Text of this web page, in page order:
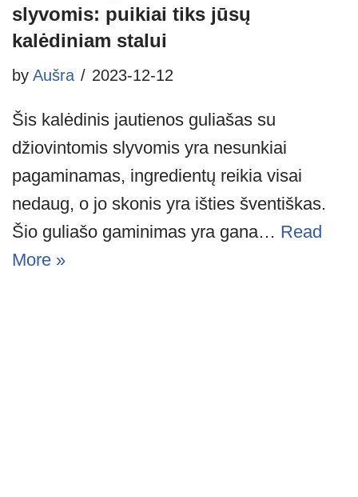
slyvomis: puikiai tiks jūsų
kalėdiniam stalui
by Aušra 2023-12-12
Šis kalėdinis jautienos guliašas su
džiovintomis slyvomis yra nesunkiai
pagaminamas, ingredientų reikia visai
nedaug, o jo skonis yra išties šventiškas.
Šio guliašo gaminimas yra gana… Read
More »